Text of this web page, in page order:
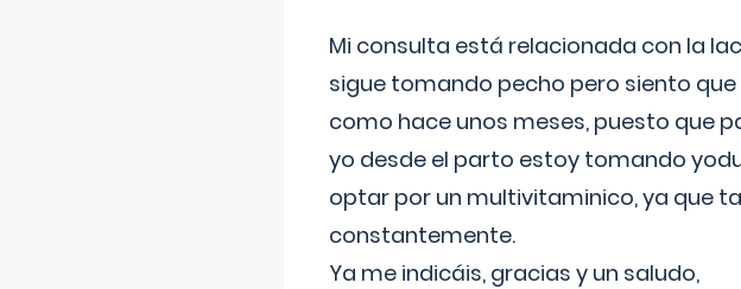
Mi consulta está relacionada con la
sigue tomando pecho pero siento
como hace unos meses, puesto que
yo desde el parto estoy tomando
optar por un multivitaminico, ya que
constantemente.
Ya me indicáis, gracias y un saludo,